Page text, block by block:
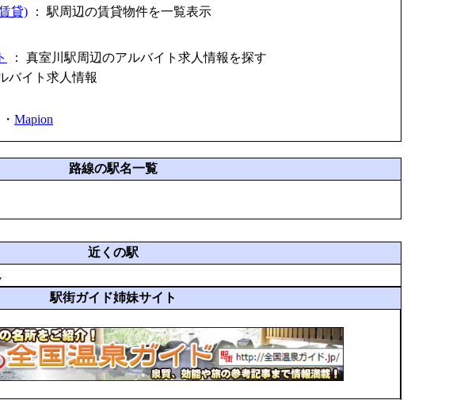
貸) ： 駅周辺の賃貸物件を一覧表示
： 真室川駅周辺のアルバイト求人情報を探す
バイト求人情報
Mapion
路線の駅名一覧
近くの駅
駅街ガイド姉妹サイト